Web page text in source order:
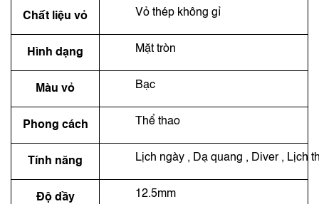
Chất liệu vỏ Vỏ thép không gỉ
Hình dạng Mặt tròn
Màu vỏ Bạc
Phong cách Thể thao
Tính năng Lịch ngày , Dạ quang , Diver , Lịch
Độ dầy 12.5mm